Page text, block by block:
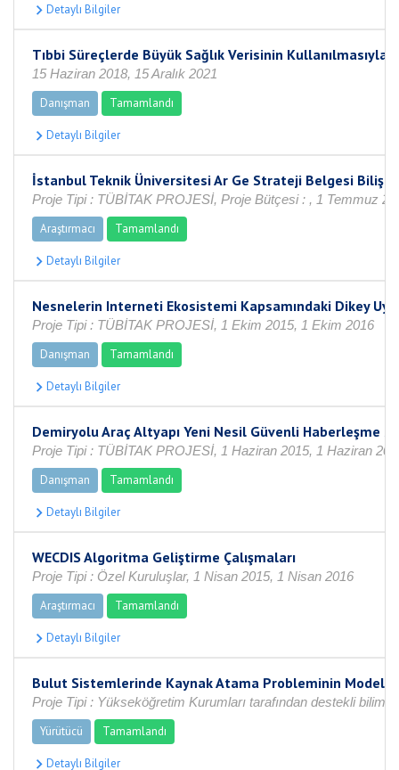
Tıbbi Süreçlerde Büyük Sağlık Verisinin Kullanılmasıyla
15 Haziran 2018, 15 Aralık 2021
Danışman
Tamamlandı
İstanbul Teknik Üniversitesi Ar Ge Strateji Belgesi
Proje Tipi : TÜBİTAK PROJESİ, Proje Bütçesi : , 1 Temmuz
Araştırmacı
Tamamlandı
Nesnelerin Interneti Ekosistemi Kapsamındaki Dikey
Proje Tipi : TÜBİTAK PROJESİ, 1 Ekim 2015, 1 Ekim 2016
Danışman
Tamamlandı
Demiryolu Araç Altyapı Yeni Nesil Güvenli Haberleşme
Proje Tipi : TÜBİTAK PROJESİ, 1 Haziran 2015, 1 Haziran
Danışman
Tamamlandı
WECDIS Algoritma Geliştirme Çalışmaları
Proje Tipi : Özel Kuruluşlar, 1 Nisan 2015, 1 Nisan 2016
Araştırmacı
Tamamlandı
Bulut Sistemlerinde Kaynak Atama Probleminin
Proje Tipi : Yükseköğretim Kurumları tarafından destekli
Yürütücü
Tamamlandı